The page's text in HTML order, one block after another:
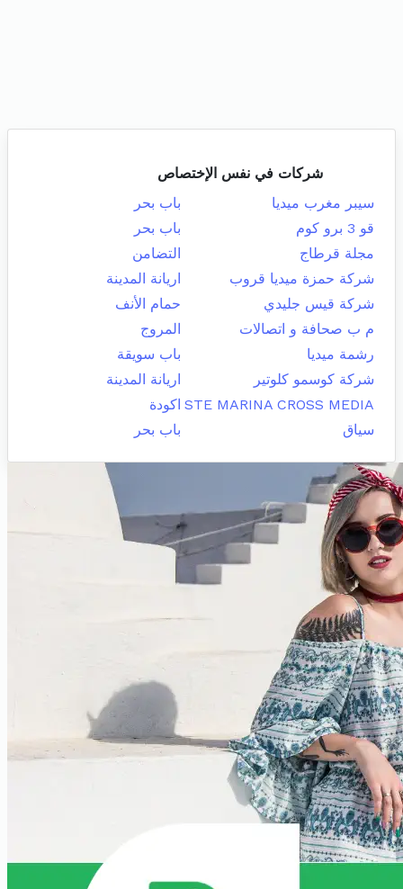
شركات في نفس الإختصاص
سيبر مغرب ميديا
باب بحر
قو 3 برو كوم
باب بحر
مجلة قرطاج
التضامن
شركة حمزة ميديا قروب
اريانة المدينة
شركة قيس جليدي
حمام الأنف
م ب صحافة و اتصالات
المروج
رشمة ميديا
باب سويقة
شركة كوسمو كلوتير
اريانة المدينة
STE MARINA CROSS MEDIA اكودة
سياق
باب بحر